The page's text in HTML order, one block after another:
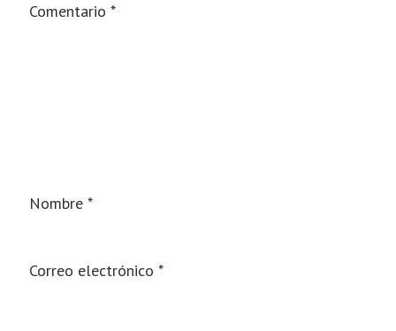
Comentario *
Nombre *
Correo electrónico *